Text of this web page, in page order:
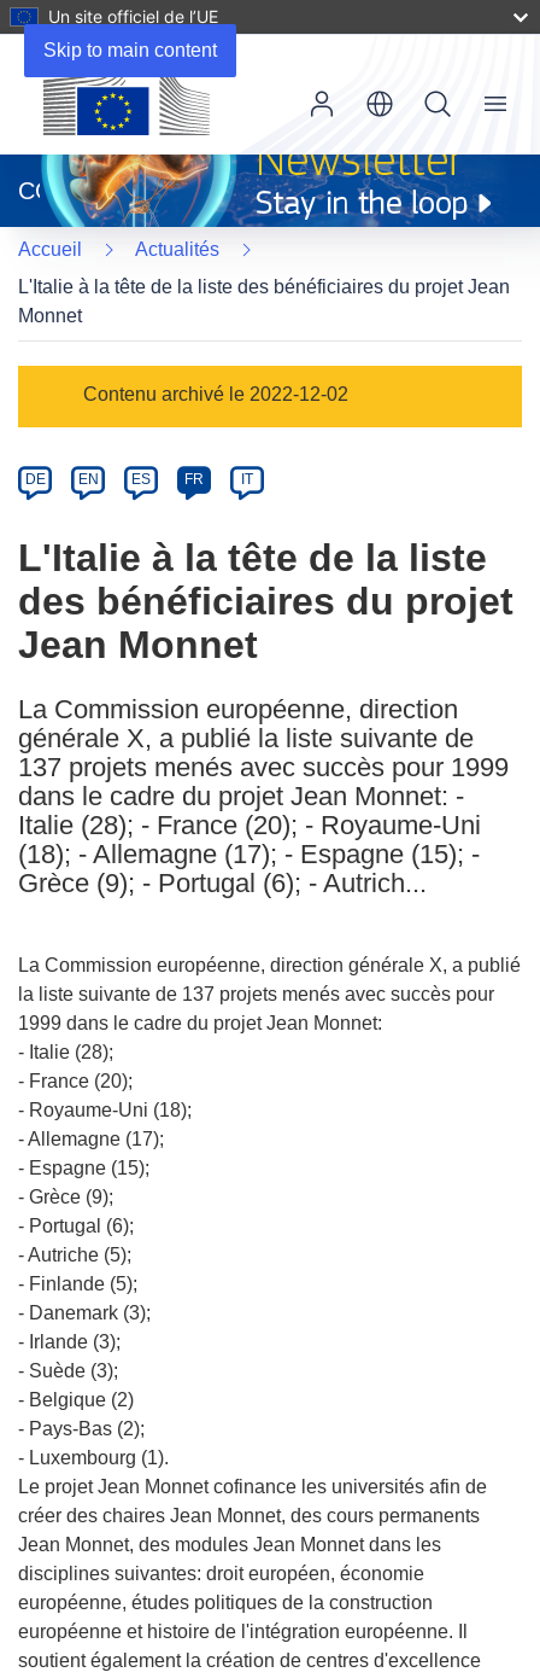
Skip to main content
Un site officiel de l’UE
dans
une
nouvelle
fenêtre)
CORDIS
Menu
Accueil
Actualités
L'Italie à la tête de la liste des bénéficiaires du projet Jean
Monnet
Category
Contenu archivé le 2022-12-02
Article
available
the
following
languages:
DE EN ES FR IT
L'Italie à la tête de la liste
des bénéficiaires du projet
Jean Monnet
La Commission européenne, direction
générale X, a publié la liste suivante de
137 projets menés avec succès pour 1999
dans le cadre du projet Jean Monnet: -
Italie (28); - France (20); - Royaume-Uni
(18); - Allemagne (17); - Espagne (15); -
Grèce (9); - Portugal (6); - Autrich...
La Commission européenne, direction générale X, a publié
la liste suivante de 137 projets menés avec succès pour
1999 dans le cadre du projet Jean Monnet:
- Italie (28);
- France (20);
- Royaume-Uni (18);
- Allemagne (17);
- Espagne (15);
- Grèce (9);
- Portugal (6);
- Autriche (5);
- Finlande (5);
- Danemark (3);
- Irlande (3);
- Suède (3);
- Belgique (2)
- Pays-Bas (2);
- Luxembourg (1).
Le projet Jean Monnet cofinance les universités afin de
créer des chaires Jean Monnet, des cours permanents
Jean Monnet, des modules Jean Monnet dans les
disciplines suivantes: droit européen, économie
européenne, études politiques de la construction
européenne et histoire de l'intégration européenne. Il
soutient également la création de centres d'excellence